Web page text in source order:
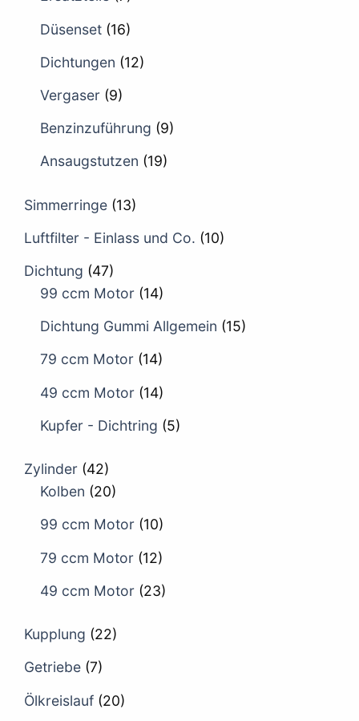
Düsenset (16)
Dichtungen (12)
Vergaser (9)
Benzinzuführung (9)
Ansaugstutzen (19)
Simmerringe (13)
Luftfilter - Einlass und Co. (10)
Dichtung (47)
99 ccm Motor (14)
Dichtung Gummi Allgemein (15)
79 ccm Motor (14)
49 ccm Motor (14)
Kupfer - Dichtring (5)
Zylinder (42)
Kolben (20)
99 ccm Motor (10)
79 ccm Motor (12)
49 ccm Motor (23)
Kupplung (22)
Getriebe (7)
Ölkreislauf (20)